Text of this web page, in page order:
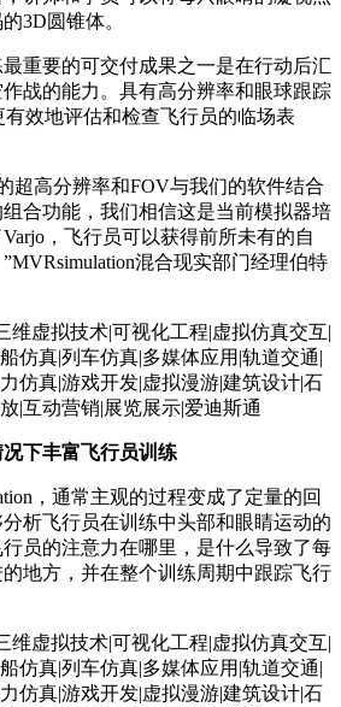
3D圆锥体。
重要的可交付成果之一是在行动后汇
战的能力。具有高分辨率和眼球跟踪
有效地评估和检查飞行员的临场表
超高分辨率和FOV与我们的软件结合
合功能，我们相信这是当前模拟器培
，飞行员可以获得前所未有的自
混合现实部门经理伯特
下丰富飞行员训练
，通常主观的过程变成了定量的回
析飞行员在训练中头部和眼睛运动的
员的注意力在哪里，是什么导致了每
地方，并在整个训练周期中跟踪飞行